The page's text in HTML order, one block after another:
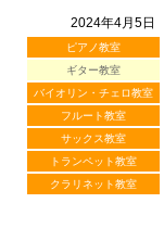
2024年4月5日
ピアノ教室
ギター教室
バイオリン・チェロ教室
フルート教室
サックス教室
トランペット教室
クラリネット教室